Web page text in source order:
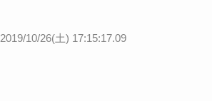
2019/10/26(土) 17:15:17.09